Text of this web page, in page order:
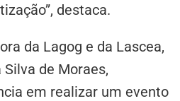
destaca.
da Lagog e da Lascea,
de Moraes,
em realizar um evento